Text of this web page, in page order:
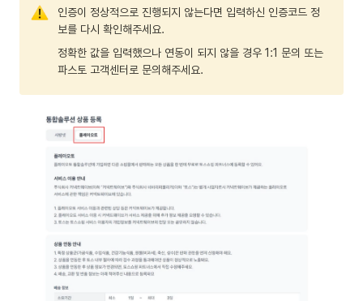
인증이 정상적으로 진행되지 않는다면 입력하신 인증코드 정
보를 다시 확인해주세요.
정확한 값을 입력했으나 연동이 되지 않을 경우 1:1 문의 또는
파스토 고객센터로 문의해주세요.